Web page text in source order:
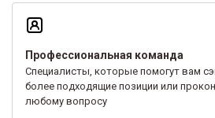
Профессиональная команда
Специалисты, которые помогут вам
более подходящие позиции или
любому вопросу